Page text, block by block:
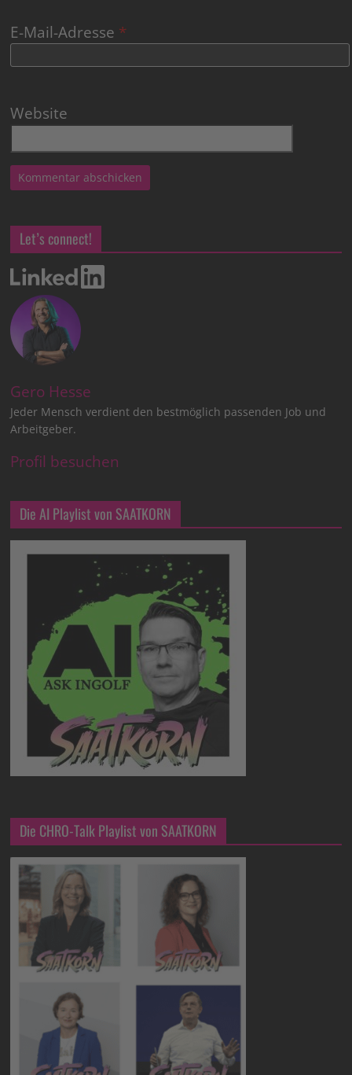
E-Mail-Adresse *
Website
Let’s connect!
Gero Hesse
Jeder Mensch verdient den bestmöglich passenden Job und
Arbeitgeber.
Profil besuchen
Die AI Playlist von SAATKORN
Die CHRO-Talk Playlist von SAATKORN